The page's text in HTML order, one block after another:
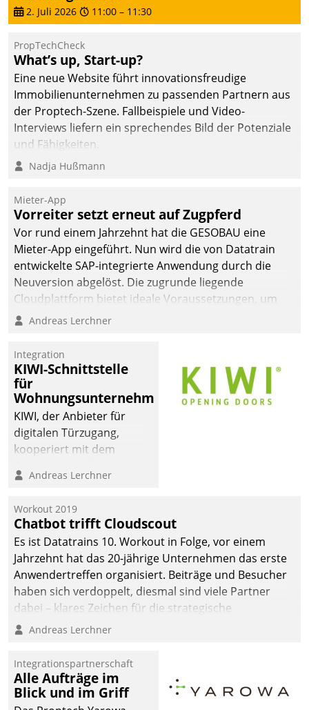
Mieterbefragungen – eine
starke Grundlage für
intelligente,
datengestützte
Entscheidungen.
2. Juli 2026 11:00 – 11:30
PropTechCheck
What’s up, Start-up?
Eine neue Website führt innovationsfreudige
Immobilienunternehmen zu passenden Partnern aus
der Proptech-Szene. Fallbeispiele und Video-
Interviews liefern ein sprechendes Bild der Potenziale
und Fähigkeiten.
Nadja Hußmann
Mieter-App
Vorreiter setzt erneut auf Zugpferd
Vor rund einem Jahrzehnt hat die GESOBAU eine
Mieter-App eingeführt. Nun wird die von Datatrain
entwickelte SAP-integrierte Anwendung durch die
Neuversion abgelöst. Die zugrunde liegende
Cloudplattform bietet ideale Voraussetzungen, um
die Funktionalität der App zu erweitern und weitere
integrieren.
Andreas Lerchner
Integration
KIWI-Schnittstelle
für
Wohnungsunternehmen
KIWI, der Anbieter für
digitalen Türzugang,
kooperiert mit dem
Softwareentwicklungshaus
Andreas Lerchner
Workout 2019
Chatbot trifft Cloudscout
Es ist Datatrains 10. Workout in Folge, vor einem
Jahrzehnt hat das 20-jährige Unternehmen das erste
Anwendertreffen organisiert. Beiträge und Besucher
haben sich verdoppelt, diesmal sind viele Partner
dabei – klares Zeichen für die strategische
Fokussierung auf den Kunden.
Andreas Lerchner
Integrationspartnerschaft
Alle Aufträge im
Blick und im Griff